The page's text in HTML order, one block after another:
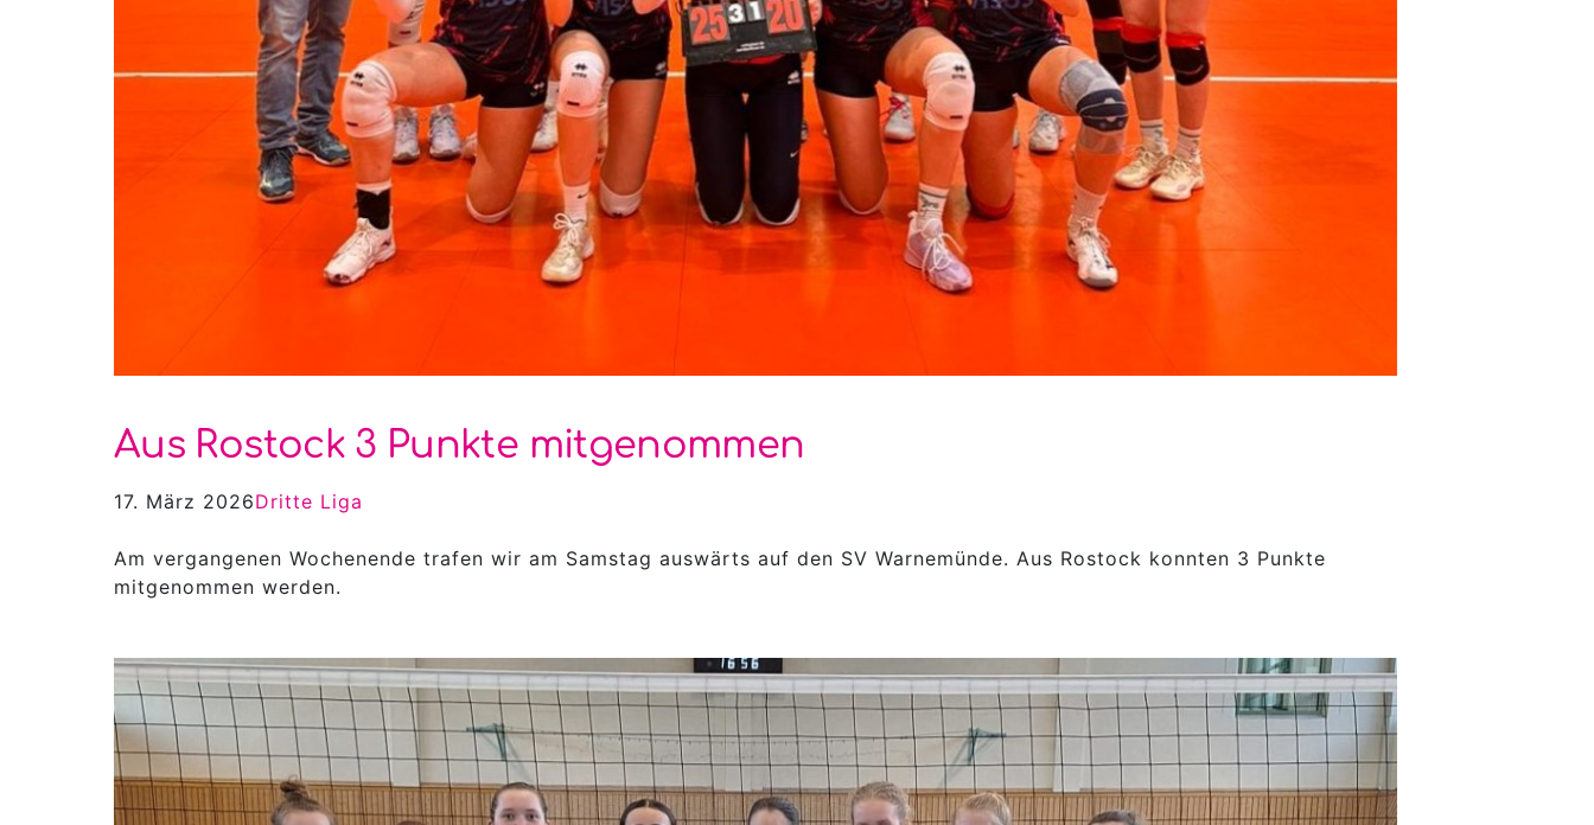
Aus Rostock 3 Punkte mitgenommen
17. März 2026Dritte Liga
Am vergangenen Wochenende trafen wir am Samstag auswärts auf den SV Warnemünde. Aus Rostock konnten 3 Punkte
mitgenommen werden.